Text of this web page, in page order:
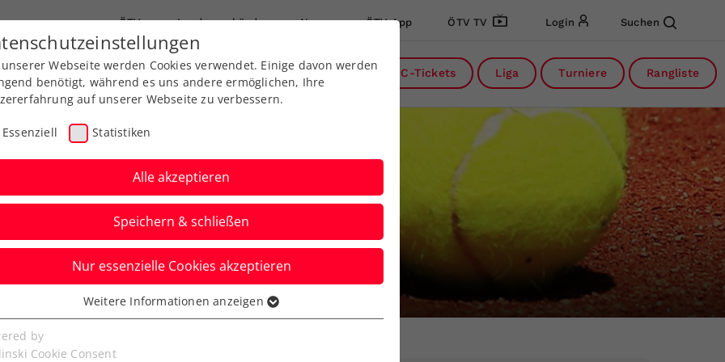
ÖTV Landesverbände News ÖTV App ÖTV TV Login Suchen
Ausbildung Services Über uns DC-Tickets Liga Turniere Rangliste
Aktuelle News
Webseite werden Cookies verwendet. Einige davon werden
benötigt, während es uns andere ermöglichen, Ihre
auf unserer Webseite zu verbessern.
Essenziell Statistiken
Alle akzeptieren
Speichern & schließen
Nur essenzielle Cookies akzeptieren
Cookies werden für grundlegende Funktionen der
benötigt. Dadurch ist gewährleistet, dass die Webseite
Weitere Informationen anzeigen
by
Cookie Consent